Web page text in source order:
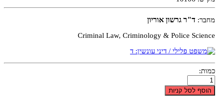
מחבר: ד"ר גרשון אוריון
Criminal Law, Criminology & Police Science
כמות:
הוסף לסל קניות